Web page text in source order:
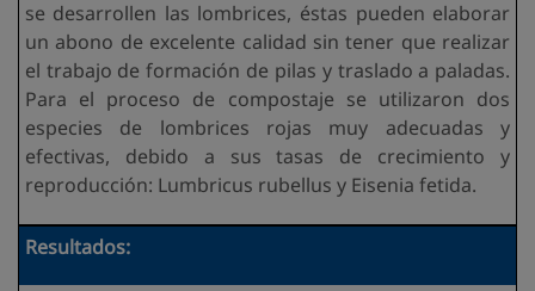
se desarrollen las lombrices, éstas pueden elaborar
un abono de excelente calidad sin tener que realizar
el trabajo de formación de pilas y traslado a paladas.
Para el proceso de compostaje se utilizaron dos
especies de lombrices rojas muy adecuadas y
efectivas, debido a sus tasas de crecimiento y
reproducción: Lumbricus rubellus y Eisenia fetida.
Resultados: